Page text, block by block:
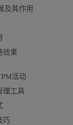
及其作用
效果
活动
理工具
巧